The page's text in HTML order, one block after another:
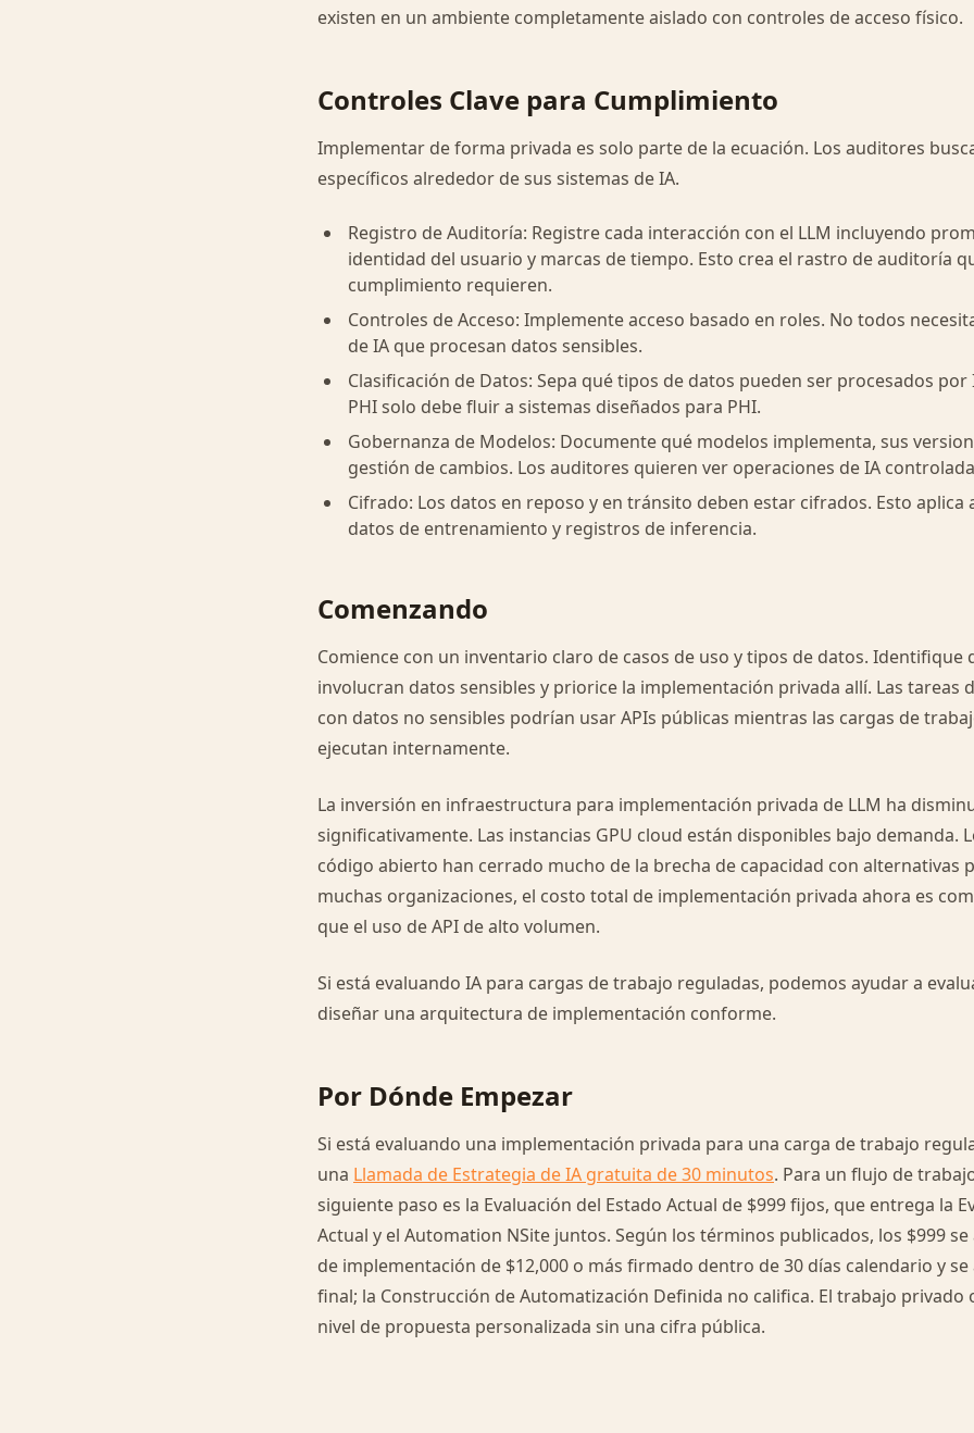
existen en un ambiente completamente aislado con controles de acceso físico.
Controles Clave para Cumplimiento
Implementar de forma privada es solo parte de la ecuación. Los auditores
específicos alrededor de sus sistemas de IA.
Registro de Auditoría: Registre cada interacción con el LLM incluyendo
identidad del usuario y marcas de tiempo. Esto crea el rastro de auditoría
cumplimiento requieren.
Controles de Acceso: Implemente acceso basado en roles. No todos
de IA que procesan datos sensibles.
Clasificación de Datos: Sepa qué tipos de datos pueden ser procesados
PHI solo debe fluir a sistemas diseñados para PHI.
Gobernanza de Modelos: Documente qué modelos implementa, sus
gestión de cambios. Los auditores quieren ver operaciones de IA
Cifrado: Los datos en reposo y en tránsito deben estar cifrados. Esto aplica
datos de entrenamiento y registros de inferencia.
Comenzando
Comience con un inventario claro de casos de uso y tipos de datos. Identifique
involucran datos sensibles y priorice la implementación privada allí. Las tareas
con datos no sensibles podrían usar APIs públicas mientras las cargas de
ejecutan internamente.
La inversión en infraestructura para implementación privada de LLM ha
significativamente. Las instancias GPU cloud están disponibles bajo demanda.
código abierto han cerrado mucho de la brecha de capacidad con alternativas
muchas organizaciones, el costo total de implementación privada ahora es
que el uso de API de alto volumen.
Si está evaluando IA para cargas de trabajo reguladas, podemos ayudar a
diseñar una arquitectura de implementación conforme.
Por Dónde Empezar
Si está evaluando una implementación privada para una carga de trabajo
una Llamada de Estrategia de IA gratuita de 30 minutos. Para un flujo de
siguiente paso es la Evaluación del Estado Actual de $999 fijos, que entrega la
Actual y el Automation NSite juntos. Según los términos publicados, los $999
de implementación de $12,000 o más firmado dentro de 30 días calendario y
final; la Construcción de Automatización Definida no califica. El trabajo privado
nivel de propuesta personalizada sin una cifra pública.